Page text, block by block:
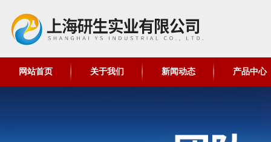
网站首页 关于我们 新闻动态 产品中心